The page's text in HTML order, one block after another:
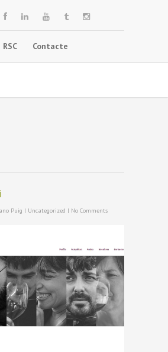
RSC Contacte
Puig | Uncategorized | No Comments